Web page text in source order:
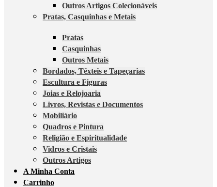
Outros Artigos Colecionáveis
Pratas, Casquinhas e Metais
Pratas
Casquinhas
Outros Metais
Bordados, Têxteis e Tapeçarias
Escultura e Figuras
Joias e Relojoaria
Livros, Revistas e Documentos
Mobiliário
Quadros e Pintura
Religião e Espiritualidade
Vidros e Cristais
Outros Artigos
A Minha Conta
Carrinho